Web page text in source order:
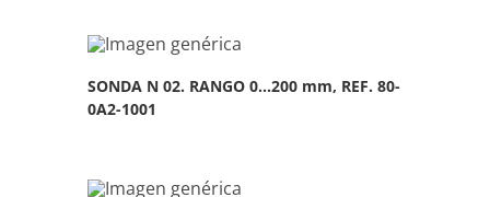
SONDA N 02. RANGO 0…200 mm, REF. 80-
0A2-1001